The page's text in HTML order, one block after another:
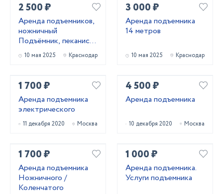
2 500 ₽
Аренда подъемников,
ножничный
Подъёмник, пеканиска
в аренду
10 мая 2025 Краснодар
3 000 ₽
Аренда подъемника
14 метров
10 мая 2025 Краснодар
1 700 ₽
Аренда подъемника
электрического
11 декабря 2020 Москва
4 500 ₽
Аренда подъемника
10 декабря 2020 Москва
1 700 ₽
Аренда подъемника
Ножничного /
Коленчатого
1 000 ₽
Аренда подъемника.
Услуги подъемника